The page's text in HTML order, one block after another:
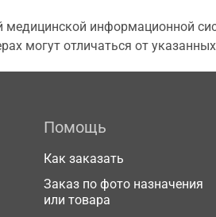
информационной
могут отличаться от
Помощь
Как заказать
Заказ по фото назначения
или товара